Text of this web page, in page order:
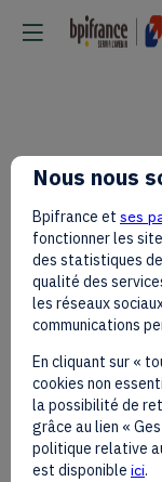
[By
—
Nous nous
Bpifrance et ses
fonctionner les
des statistiques
qualité des
les réseaux
communications
En cliquant sur «
cookies non
la possibilité de
grâce au lien «
politique relative
est disponible ici.